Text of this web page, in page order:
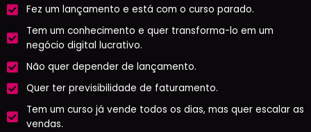
Fez um lançamento e está com o curso parado.
Tem um conhecimento e quer transforma-lo em um
negócio digital lucrativo.
Não quer depender de lançamento.
Quer ter previsibilidade de faturamento.
Tem um curso já vende todos os dias, mas quer escalar as
vendas.